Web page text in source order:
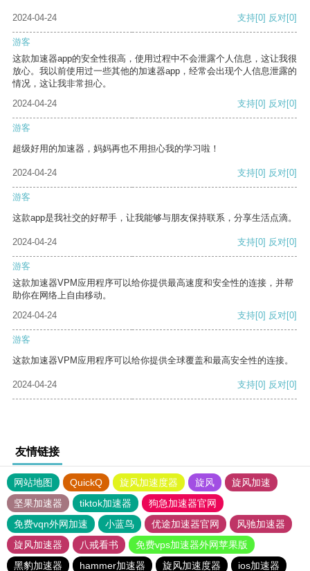
2024-04-24 支持[0] 反对[0]
游客
这款加速器app的安全性很高，使用过程中不会泄露个人信息，这让我很
放心。我以前使用过一些其他的加速器app，经常会出现个人信息泄露的
情况，这让我非常担心。
2024-04-24
支持[0] 反对[0]
游客
超级好用的加速器，妈妈再也不用担心我的学习啦！
2024-04-24 支持[0] 反对[0]
游客
这款app是我社交的好帮手，让我能够与朋友保持联系，分享生活点滴。
2024-04-24 支持[0] 反对[0]
游客
这款加速器VPM应用程序可以给你提供最高速度和安全性的连接，并帮
助你在网络上自由移动。
2024-04-24
支持[0] 反对[0]
游客
这款加速器VPM应用程序可以给你提供全球覆盖和最高安全性的连接。
2024-04-24 支持[0] 反对[0]
友情链接
网站地图 QuickQ 旋风加速度器 旋风
旋风加速
坚果加速器
tiktok加速器
狗急加速器官网
免费vqn外网加速
小蓝鸟 优途加速器官网
风驰加速器
旋风加速器
八戒看书
免费vps加速器外网苹果版
黑豹加速器
hammer加速器 旋风加速度器 ios加速器